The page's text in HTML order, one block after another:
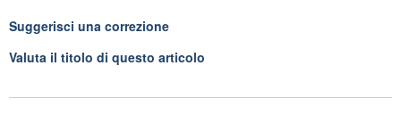
Suggerisci una correzione
Valuta il titolo di questo articolo